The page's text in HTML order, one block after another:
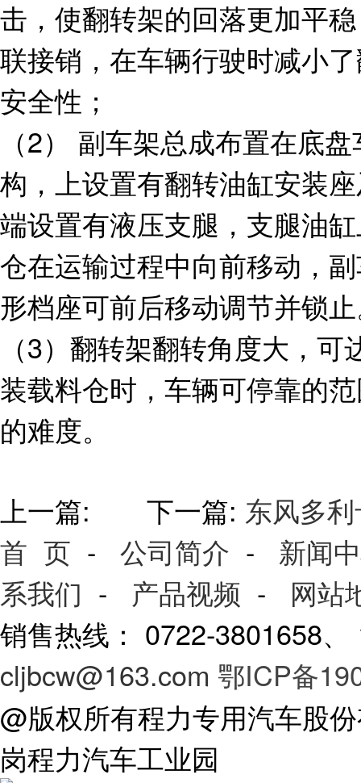
击，使翻转架的回落更加平
联接销，在车辆行驶时减小
安全性；
（2） 副车架总成布置在底
构，上设置有翻转油缸安装
端设置有液压支腿，支腿油
仓在运输过程中向前移动，
形档座可前后移动调节并锁
（3）翻转架翻转角度大，
装载料仓时，车辆可停靠的
的难度。
上一篇: 下一篇: 东风多
首 页 - 公司简介 - 新闻
系我们 - 产品视频 - 网站
销售热线： 0722-3801658
cljbcw@163.com 鄂ICP备
@版权所有程力专用汽车股
岗程力汽车工业园